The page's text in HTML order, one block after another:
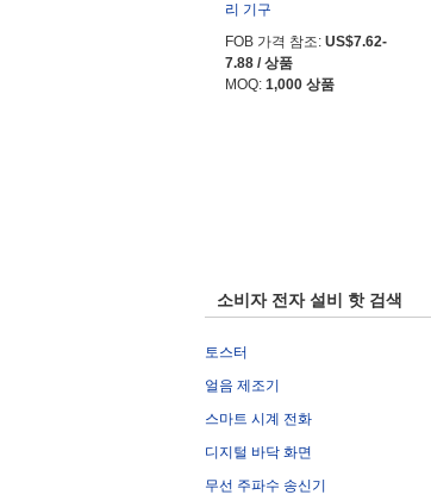
리 기구
FOB 가격 참조: US$7.62-
7.88 / 상품
MOQ: 1,000 상품
소비자 전자 설비 핫 검색
토스터
얼음 제조기
스마트 시계 전화
디지털 바닥 화면
무선 주파수 송신기